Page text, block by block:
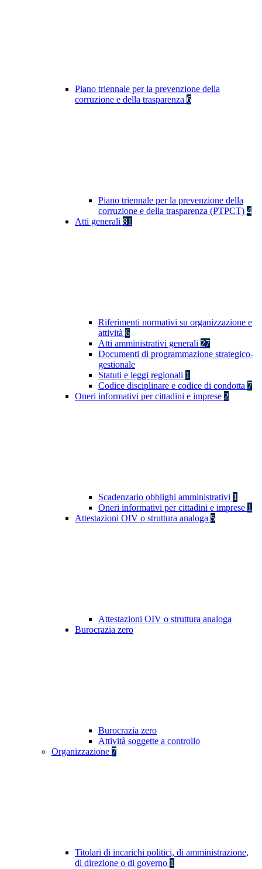
Piano triennale per la prevenzione della
corruzione e della trasparenza 6
Piano triennale per la prevenzione della
corruzione e della trasparenza (PTPCT) 4
Atti generali 81
Riferimenti normativi su organizzazione e
attività 6
Atti amministrativi generali 27
Documenti di programmazione strategico-
gestionale
Statuti e leggi regionali 1
Codice disciplinare e codice di condotta 7
Oneri informativi per cittadini e imprese 2
Scadenzario obblighi amministrativi 1
Oneri informativi per cittadini e imprese 1
Attestazioni OIV o struttura analoga 5
Attestazioni OIV o struttura analoga
Burocrazia zero
Burocrazia zero
Attività soggette a controllo
Organizzazione 7
Titolari di incarichi politici, di amministrazione,
di direzione o di governo 1